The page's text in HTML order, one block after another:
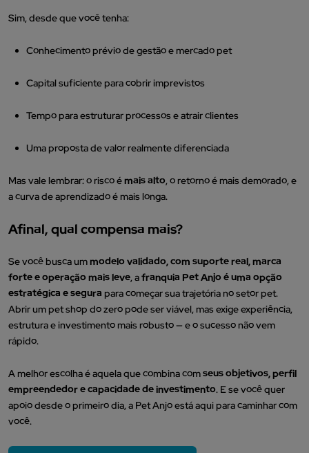
Sim, desde que você tenha:
Conhecimento prévio de gestão e mercado pet
Capital suficiente para cobrir imprevistos
Tempo para estruturar processos e atrair clientes
Uma proposta de valor realmente diferenciada
Mas vale lembrar: o risco émais alto, o retorno é mais demorado, e
a curva de aprendizado é mais longa.
Afinal, qual compensa mais?
Se você busca ummodelo validado, com suporte real, marca
forte e operação mais leve, afranquia Pet Anjo é uma opção
estratégica e segura para começar sua trajetória no setor pet.
Abrir um pet shop do zero pode ser viável, mas exige experiência,
estrutura e investimento mais robusto — e o sucesso não vem
rápido.
A melhor escolha é aquela que combina comseus objetivos, perfil
empreendedor e capacidade de investimento. E se você quer
apoio desde o primeiro dia, a Pet Anjo está aqui para caminhar com
você.